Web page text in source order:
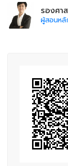
รองศา
ผู้สอนหลั